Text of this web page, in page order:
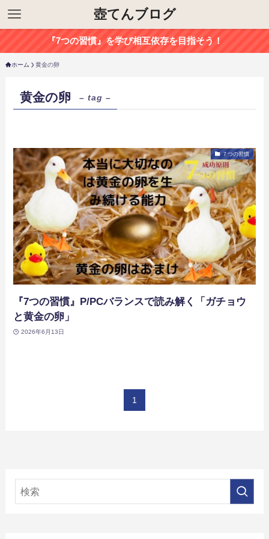
壺てんブログ
『7つの習慣』を学び相互依存を目指そう！
ホーム 黄金の卵
黄金の卵 – tag –
７つの習慣
『7つの習慣』P/PCバランスで読み解く「ガチョウ
と黄金の卵」
2026年6月13日
1